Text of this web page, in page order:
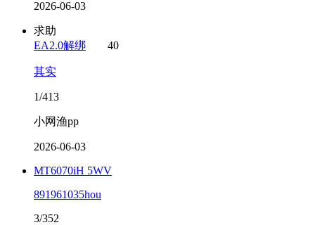
2026-06-03
求助
EA2.0解绑
40
其实
1/413
小网渔pp
2026-06-03
MT6070iH 5WV
891961035hou
3/352